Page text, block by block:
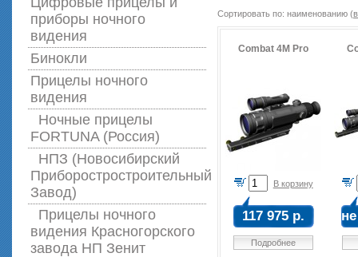
приборы ночного
видения
Бинокли
Прицелы ночного
видения
Ночные прицелы
FORTUNA (Россия)
НПЗ (Новосибирский
Приборостростроительный
Завод)
Прицелы ночного
видения Красногорского
завода НП Зенит
Сортировать по: наименованию (
Combat 4M Pro
В корзину
117 975 р.
Подробнее